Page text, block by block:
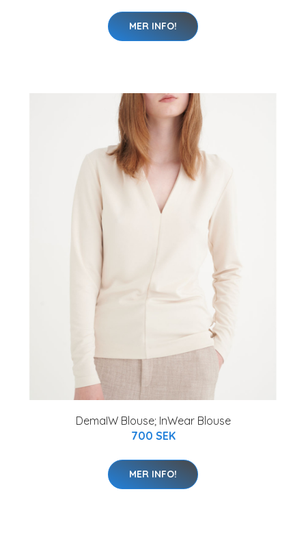
MER INFO!
DemaIW Blouse; InWear Blouse
700 SEK
MER INFO!